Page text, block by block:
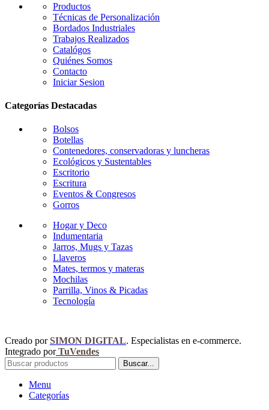
de
producto
Productos
Técnicas de Personalización
Bordados Industriales
Trabajos Realizados
Catalógos
Quiénes Somos
Contacto
Iniciar Sesion
Categorías Destacadas
Bolsos
Botellas
Contenedores, conservadoras y luncheras
Ecológicos y Sustentables
Escritorio
Escritura
Eventos & Congresos
Gorros
Hogar y Deco
Indumentaria
Jarros, Mugs y Tazas
Llaveros
Mates, termos y materas
Mochilas
Parrilla, Vinos & Picadas
Tecnología
Creado porSIMON DIGITAL. Especialistas en e-commerce.
Integrado porTuVendes
Buscar...
Menu
Categorías